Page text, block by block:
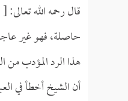
قال رحمه الله
حاصلة، فهو غير
هذا الرد المؤدب من
أن الشيخ أخطأ في